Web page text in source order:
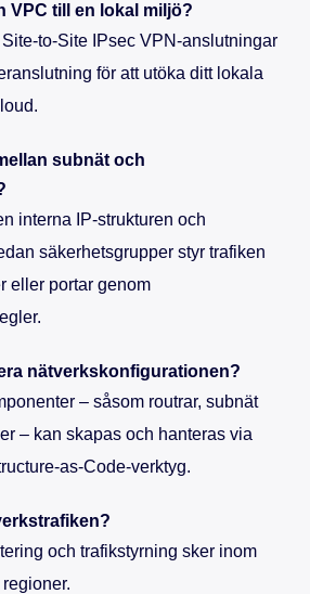
VPC till en lokal miljö?
to-Site IPsec VPN-anslutningar
för att utöka ditt lokala
subnät och
interna IP-strukturen och
säkerhetsgrupper styr trafiken
eller portar genom
nätverkskonfigurationen?
– såsom routrar, subnät
– kan skapas och hanteras via
as-Code-verktyg.
och trafikstyrning sker inom